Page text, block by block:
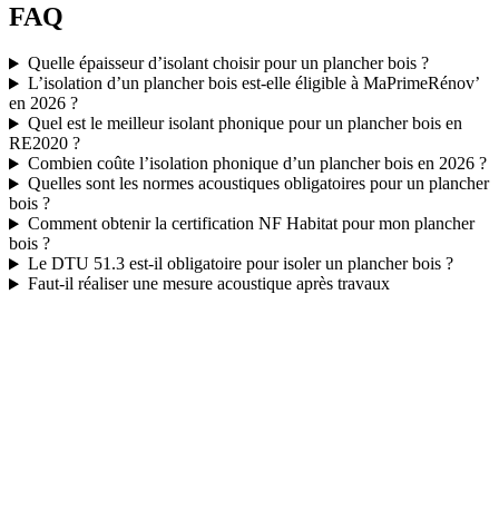
FAQ
Quelle épaisseur d’isolant choisir pour un plancher bois ?
L’isolation d’un plancher bois est-elle éligible à MaPrimeRénov’
en 2026 ?
Quel est le meilleur isolant phonique pour un plancher bois en
RE2020 ?
Combien coûte l’isolation phonique d’un plancher bois en 2026 ?
Quelles sont les normes acoustiques obligatoires pour un plancher
bois ?
Comment obtenir la certification NF Habitat pour mon plancher
bois ?
Le DTU 51.3 est-il obligatoire pour isoler un plancher bois ?
Faut-il réaliser une mesure acoustique après travaux